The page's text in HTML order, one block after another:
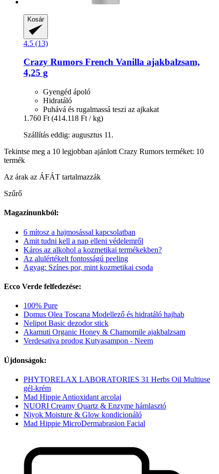
Kosár
4.5 (13)
Crazy Rumors French Vanilla ajakbalzsam,
4,25 g
Gyengéd ápoló
Hidratáló
Puhává és rugalmassá teszi az ajkakat
1.760 Ft (414.118 Ft / kg)
Szállítás eddig: augusztus 11.
Tekintse meg a 10 legjobban ajánlott Crazy Rumors terméket: 10
termék
Az árak az ÁFÁT tartalmazzák
Szűrő
Magazinunkból:
6 mítosz a hajmosással kapcsolatban
Amit tudni kell a nap elleni védelemről
Káros az alkohol a kozmetikai termékekben?
Az alulértékelt fontosságú peeling
Agyag: Színes por, mint kozmetikai csoda
Ecco Verde felfedezése:
100% Pure
Domus Olea Toscana Modellező és hidratáló hajhab
Nelipot Basic dezodor stick
Akamuti Organic Honey & Chamomile ajakbalzsam
Verdesativa prodog Kutyasampon - Neem
Újdonságok:
PHYTORELAX LABORATORIES 31 Herbs Oil Multiuse
gél-krém
Mad Hippie Antioxidant arcolaj
NUORI Creamy Quartz & Enzyme hámlasztó
Niyok Moisture & Glow kondicionáló
Mad Hippie MicroDermabrasion Facial